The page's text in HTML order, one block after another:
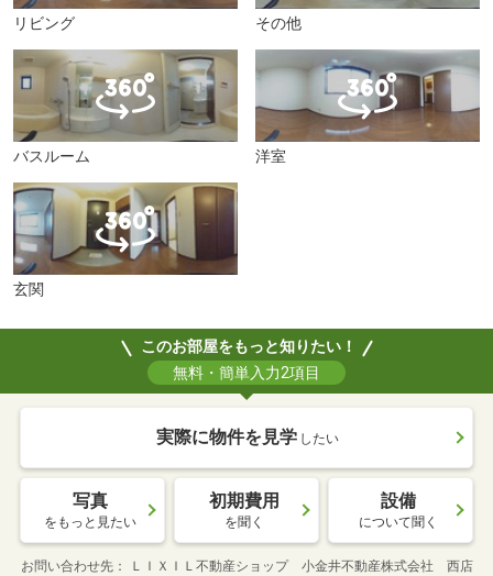
リビング その他
バスルーム 洋室
玄関
このお部屋をもっと知りたい！
無料・簡単入力2項目
実際に物件を見学 したい
写真
をもっと見たい
初期費用
を聞く
設備
について聞く
お問い合わせ先 ＬＩＸＩＬ不動産ショップ 小金井不動産株式会社 西店